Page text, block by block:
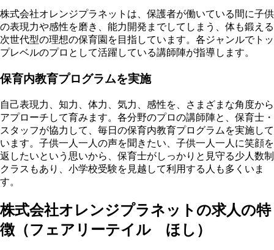
株式会社オレンジプラネットは、 保護者が働いている間に子供
の表現力や感性を磨き、能力開発までしてしまう、体も鍛える
次世代型の理想の保育園 を目指しています。各ジャンルでトッ
プレベルのプロとして活躍している講師陣が指導します。
保育内教育プログラムを実施
自己表現力、知力、体力、気力、感性を、さまざまな角度から
アプローチして育みます。各分野のプロの講師陣と、保育士・
スタッフが協力して、 毎日の保育内教育プログラムを実施して
います。子供一人一人の声を聞きたい、子供一人一人に笑顔を
返したいという思いから、保育士がしっかりと見守る少人数制
クラスもあり、小学校受験を見越して利用する人も多くいま
す。
株式会社オレンジプラネットの求人の特
徴（フェアリーテイル ほし）